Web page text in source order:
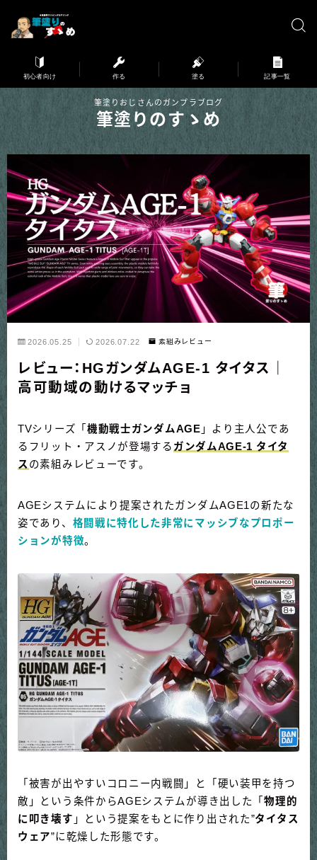
初心者向け 作る 塗る 記事一覧
※弊サイトはアフィリエイト広告を利用しています。
筆塗りおじさんのガンプラブログ
筆塗りのすゝめ
2026.05.25 2026.07.22 素組みレビュー
レビュー：HGガンダムAGE-1 タイタス｜
高可動域の動けるマッチョ
TVシリーズ「 機動戦士ガンダムAGE 」より主人公であ
るフリット・アスノが登場する ガンダムAGE-1 タイタ
ス の素組みレビューです。
AGEシステムにより提案されたガンダムAGE1の新たな
姿であり、 格闘戦に特化した非常にマッシブなプロポー
ションが特徴。
「被害が出やすいコロニー内戦闘」と「硬い装甲を持つ
敵」という条件からAGEシステムが導き出した「物理的
に叩き壊す 」という提案をもとに作り出された”タイタス
ウェア”に乾燥した形態です。